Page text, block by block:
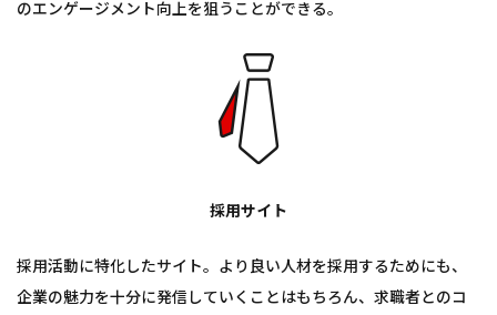
のエンゲージメント向上を狙うことができる。
採用サイト
採用活動に特化したサイト。より良い人材を採用するためにも、
企業の魅力を十分に発信していくことはもちろん、求職者とのコ